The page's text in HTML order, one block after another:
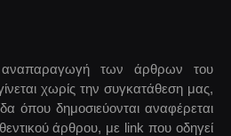
αναπαραγωγή των άρθρων του
χωρίς την συγκατάθεση μας,
όπου δημοσιεύονται αναφέρεται
άρθρου, με link που οδηγεί